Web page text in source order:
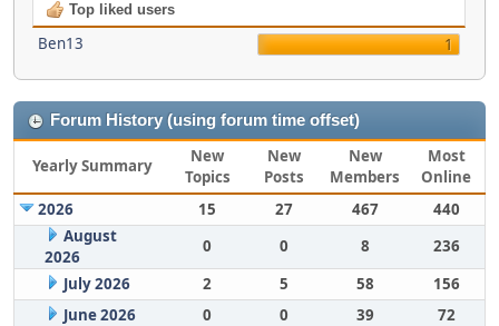
Top liked users
Ben13 1
Forum History (using forum time offset)
Yearly Summary
New
Topics
New
Posts
New
Members
Most
Online
2026
15 27 467
440
August
2026
0 0 8
236
July 2026
2 5 58
156
June 2026
0 0 39
72